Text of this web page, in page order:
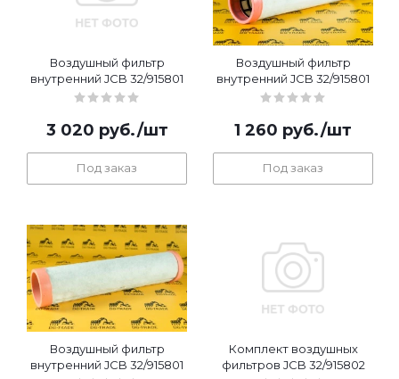
Воздушный фильтр
внутренний JCB 32/915801
3 020 руб./шт
Под заказ
Воздушный фильтр
внутренний JCB 32/915801
1 260 руб./шт
Под заказ
Воздушный фильтр
внутренний JCB 32/915801
Комплект воздушных
фильтров JCB 32/915802